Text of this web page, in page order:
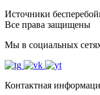
Источники
Все права защищены
Мы в социальных
Контактная